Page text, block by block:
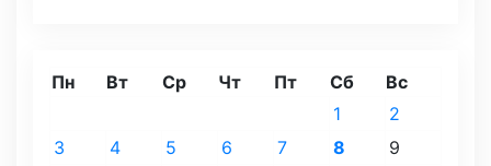
Пн Вт Ср Чт Пт Сб Вс
1
2
3
4 5 6 7 8
9